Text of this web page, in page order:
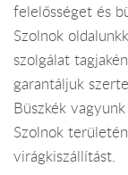
felelősséget és
Szolnok
szolgálat
garantáljuk
Büszkék
Szolnok
virágkiszállítást.